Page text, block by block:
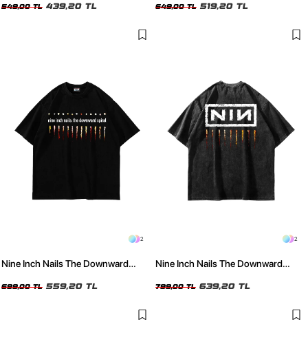
Tshirt
549,00 TL 439,20 TL
Kol Tshirt
649,00 TL 519,20 TL
2
Nine Inch Nails The Downward
Tshirt
699,00 TL 559,20 TL
2
Nine Inch Nails The Downward
Oversize Tshirt
799,00 TL 639,20 TL